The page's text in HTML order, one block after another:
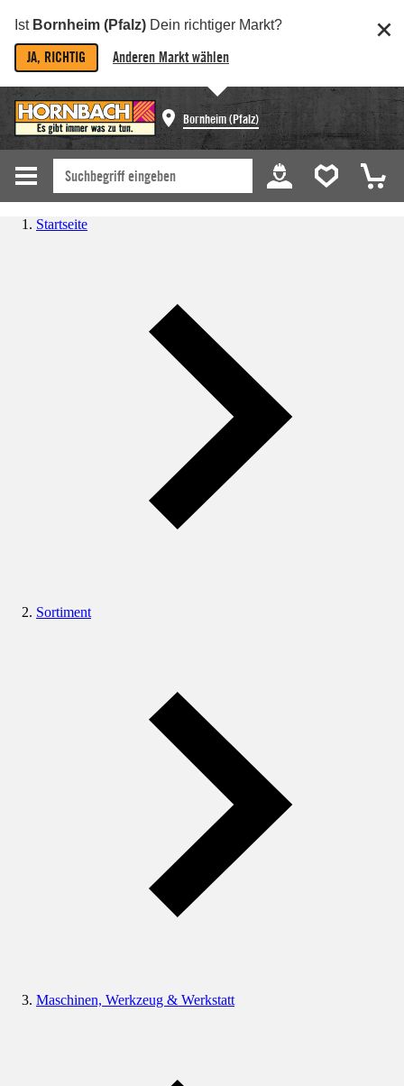
Ist Bornheim (Pfalz) Dein richtiger Markt?
JA, RICHTIG Anderen Markt wählen
Bornheim (Pfalz)
Startseite
Sortiment
Maschinen, Werkzeug & Werkstatt